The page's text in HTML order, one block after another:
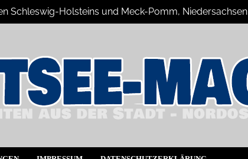
Schleswig-Holsteins und Meck-Pomm, Niedersachsen
Blog